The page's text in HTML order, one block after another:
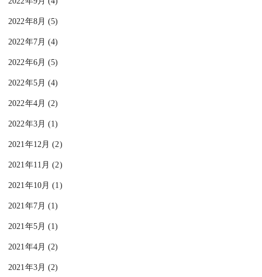
2022年8月 (5)
2022年7月 (4)
2022年6月 (5)
2022年5月 (4)
2022年4月 (2)
2022年3月 (1)
2021年12月 (2)
2021年11月 (2)
2021年10月 (1)
2021年7月 (1)
2021年5月 (1)
2021年4月 (2)
2021年3月 (2)